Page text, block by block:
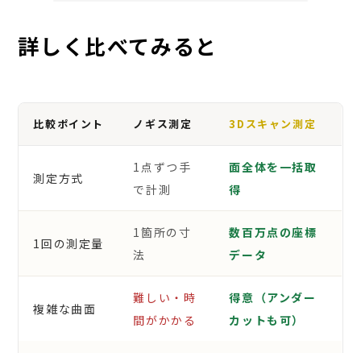
詳しく比べてみると
比較ポイント ノギス測定 3Dスキャン測定
測定方式
1点ずつ手
で計測
面全体を一括取
得
1回の測定量
1箇所の寸
法
数百万点の座標
データ
複雑な曲面
難しい・時
間がかかる
得意（アンダー
カットも可）